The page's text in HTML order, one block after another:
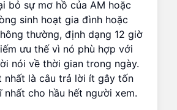
bỏ sự mơ hồ của AM hoặc
sinh hoạt gia đình hoặc
thường, định dạng 12 giờ
ưu thế vì nó phù hợp với
nói về thời gian trong ngày.
nhất là câu trả lời ít gây tốn
nhất cho hầu hết người xem.